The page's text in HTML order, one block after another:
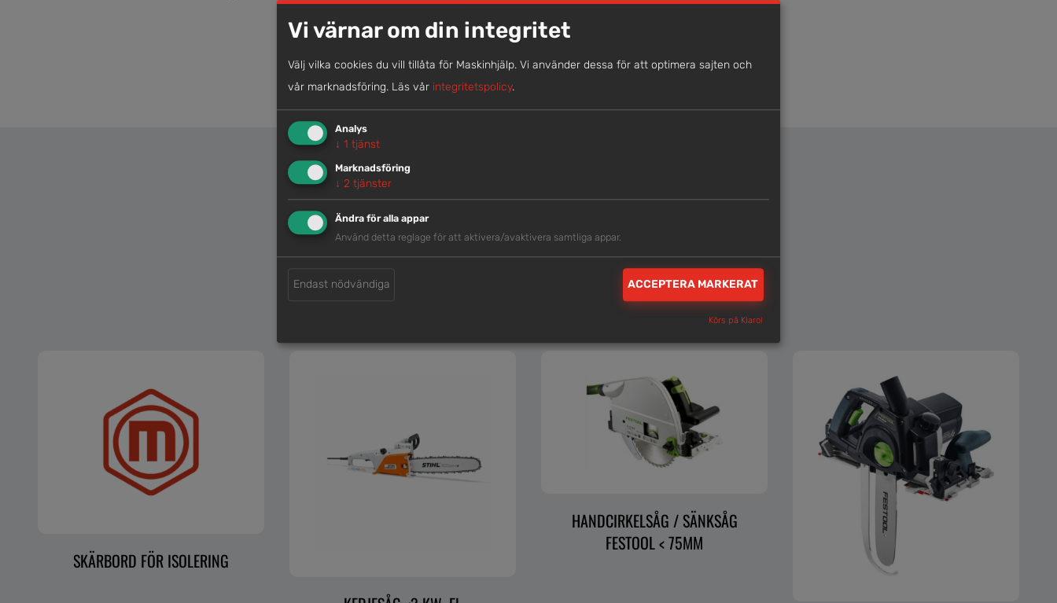
LIKNANDE MASKINER
SKÄRBORD FÖR ISOLERING
HANDCIRKELSÅG / SÄNKSÅG
FESTOOL < 75MM
Vi värnar om din integritet
Välj vilka cookies du vill tillåta för Maskinhjälp. Vi använder dessa för att optimera sajten och
vår marknadsföring. Läs vår integritetspolicy.
Analys
↓ 1 tjänst
Marknadsföring
↓ 2 tjänster
Ändra för alla appar
Använd detta reglage för att aktivera/avaktivera samtliga appar.
Endast nödvändiga ACCEPTERA MARKERAT
Körs på Klaro!